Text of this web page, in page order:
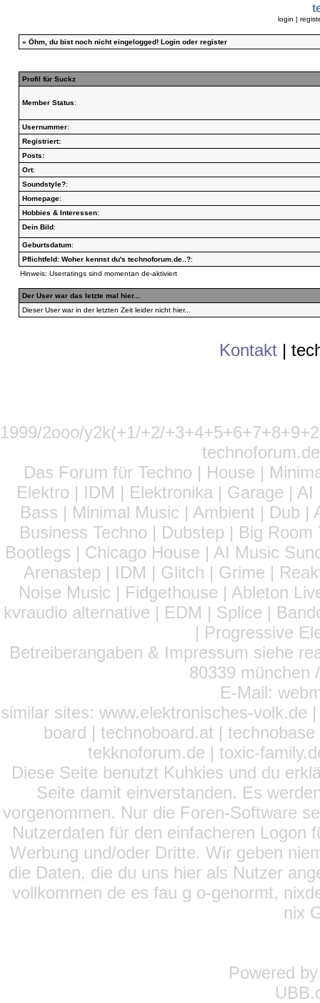
login |
» Öhm, du bist noch nicht eingelogged! Loginoder register
Profil für Suckz
Member Status:
Usernummer:
Registriert:
Posts:
Ort:
Soundstyle?:
Homepage:
Hobbies & Interessen:
Dein Bild:
Geburtsdatum:
Pflichtfeld: Woher kennst du's technoforum.de..?:
Hinweis: Userratings sind momentan de-aktiviert
Der User war das letzte mal hier...
Dieser User war in der letzten Zeit leider nicht hier...
Kontakt |
1999/2ooo/y2k(+1/+2/
Das Forum für Techno | House |
Elektro | IDM | Elektronika | Garage |
Bass | Minimal Music | Ambient | Dub
Business Techno | Dubstep | Big
Bootlegs | Chicago House | AI Music
Arenastep | IDM | Glitch | Grime |
Noise Music | Fidgethouse | Ableton
kvraudio alternative | EDM | Splice |
| Progressive
Betreiberangaben & Impressum siehe
80339 münchen
E-Mail:
similar sites: www.elektronisches-volk.de
board | technoboard.at |
tekknoforum.de | toxic-
Diese Seite benutzt Kuhkies und du
Seite damit einverstanden. Es
vorgenommen. Nur die Foren-Software
Nutzerdaten für den einfacheren Logon
Werbung und/oder Dritte. Wir geben
die Daten, die du uns hier als Nutzer
vollkommen de es fau g o-genormt,
nix
Powered